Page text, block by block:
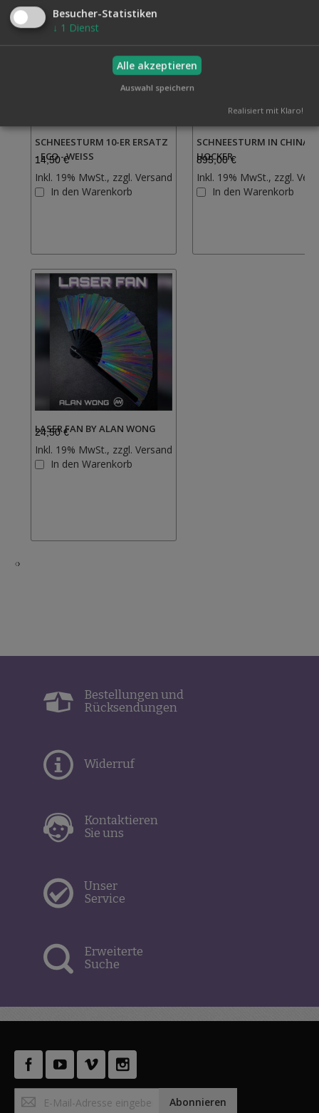
SCHNEESTURM 10-ER ERSATZ
- ECO - WEISS
14,50 €
Inkl. 19% MwSt., zzgl. Versand
In den Warenkorb
SCHNEESTURM IN CHINA -
HOCKER
895,00 €
Inkl. 19% MwSt., zzgl.
In den Warenkorb
LASER FAN BY ALAN WONG
24,50 €
Inkl. 19% MwSt., zzgl. Versand
In den Warenkorb
‹›
Bestellungen und
Rücksendungen
Widerruf
Kontaktieren
Sie uns
Unser
Service
Erweiterte
Suche
Anmeldung
zum
Abonnieren
Besucher-Statistiken
↓ 1 Dienst
Alle akzeptieren
Auswahl speichern
Realisiert mit Klaro!